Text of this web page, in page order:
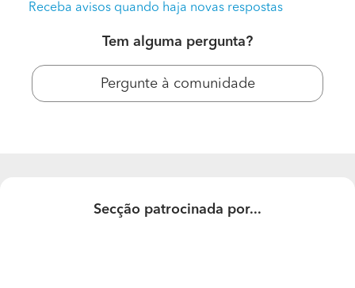
Receba avisos quando haja novas respostas
Tem alguma pergunta?
Pergunte à comunidade
Secção patrocinada por...